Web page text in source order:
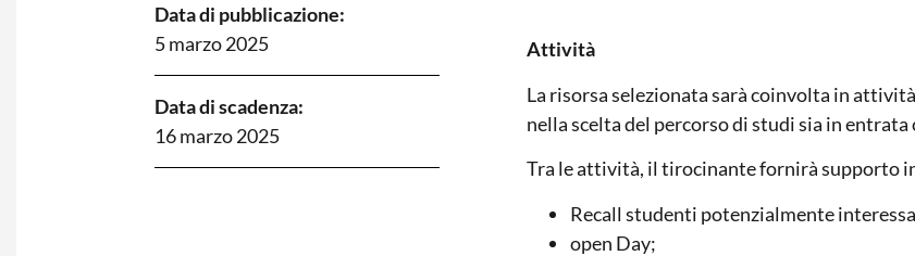
Data di pubblicazione:
5 marzo 2025
Data di scadenza:
16 marzo 2025
Attività
La risorsa selezionata sarà coinvolta in
nella scelta del percorso di studi sia in entrata
Tra le attività, il tirocinante fornirà supporto
Recall studenti potenzialmente
open Day;